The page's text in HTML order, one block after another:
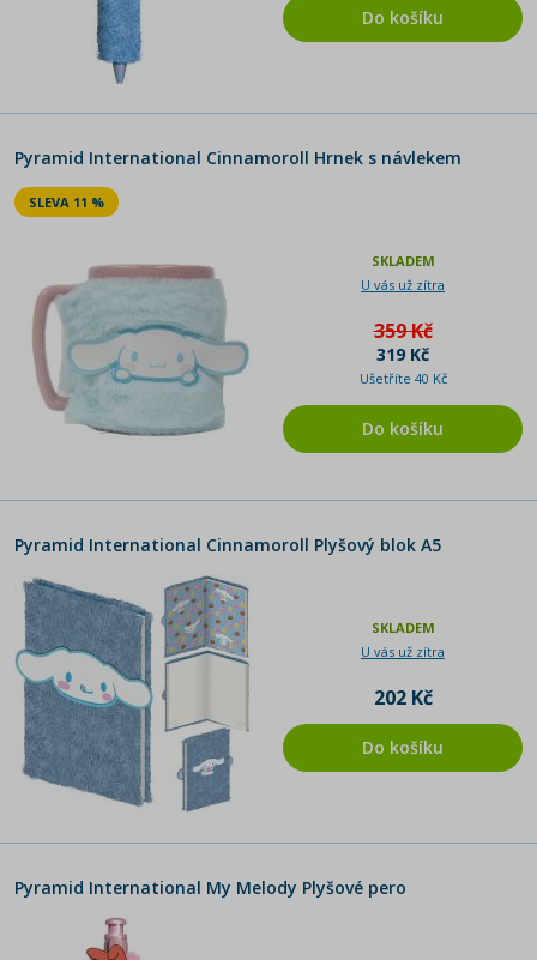
Do košíku
Pyramid International Cinnamoroll Hrnek s návlekem
SLEVA 11 %
SKLADEM
U vás už zítra
359 Kč
319 Kč
Ušetříte 40 Kč
Do košíku
Pyramid International Cinnamoroll Plyšový blok A5
SKLADEM
U vás už zítra
202 Kč
Do košíku
Pyramid International My Melody Plyšové pero